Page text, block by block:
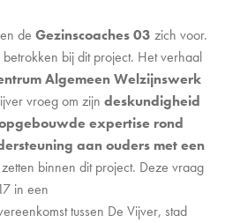
de Gezinscoaches 03 zich voor.
bij dit project. Het verhaal
Algemeen Welzijnswerk
vroeg om zijn deskundigheid
expertise rond
aan ouders met een
binnen dit project. Deze vraag
in een
tussen De Vijver, stad